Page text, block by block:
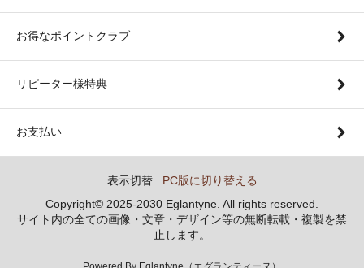
お得なポイントクラブ
リピーター様特典
お支払い
表示切替 : PC版に切り替える
Copyright© 2025-2030 Eglantyne. All rights reserved.
サイト内の全ての画像・文章・デザイン等の無断転載・複製を禁
止します。